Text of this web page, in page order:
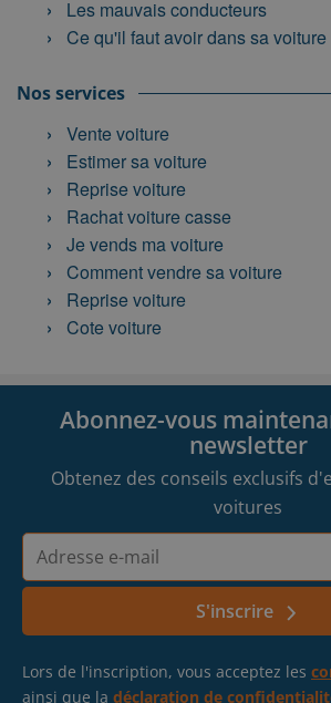
Les mauvais conducteurs
Ce qu'il faut avoir dans sa voiture
Nos services
Vente voiture
Estimer sa voiture
Reprise voiture
Rachat voiture casse
Je vends ma voiture
Comment vendre sa voiture
Reprise voiture
Cote voiture
Abonnez-vous
newsletter
Obtenez des conseils exclusifs
voitures
mail
S'inscrire
Lors de l'inscription, vous acceptez les
ainsi que la déclaration de